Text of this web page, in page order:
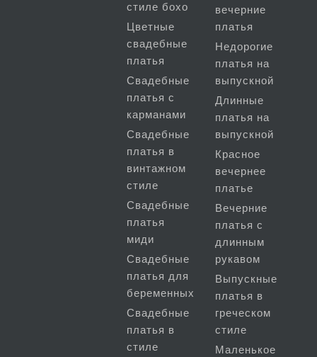
стиле бохо
Цветные
свадебные
платья
Свадебные
платья с
карманами
Свадебные
платья в
винтажном
стиле
Свадебные
платья
миди
Свадебные
платья для
беременных
Свадебные
платья в
стиле
вечерние
платья
Недорогие
платья на
выпускной
Длинные
платья на
выпускной
Красное
вечернее
платье
Вечерние
платья с
длинным
рукавом
Выпускные
платья в
греческом
стиле
Маленькое